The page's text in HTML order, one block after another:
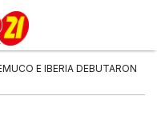
E IBERIA DEBUTARON